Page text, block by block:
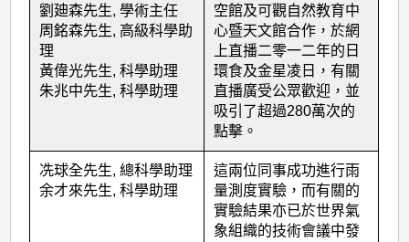
(2012
劉廸森先生, 學術主任
周銘森先生, 高級科學助
理
黃偉光先生, 科學助理
朱兆中先生, 科學助理
空館及可觀自然教育中
心暨天文館合作，於網
上直播二零一二年的日
環食及金星凌日，有關
直播廣受公眾歡迎，並
吸引了超過280萬次的
點擊。
冼球全先生, 總科學助理
余才來先生, 科學助理
這兩位同事成功進行雨
量測度實驗，而有關的
實驗結果亦已於世界氣
象組織的技術會議中發